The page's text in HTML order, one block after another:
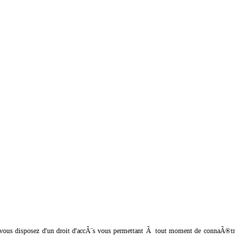
d'un droit d'accÃ¨s vous permettant Ã tout moment de